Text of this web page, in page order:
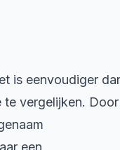
is eenvoudiger
vergelijken. Door
een